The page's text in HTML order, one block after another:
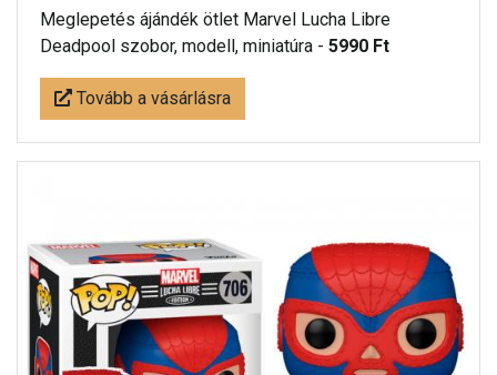
Meglepetés ájándék ötlet Marvel Lucha Libre
Deadpool szobor, modell, miniatúra - 5990 Ft
Tovább a vásárlásra